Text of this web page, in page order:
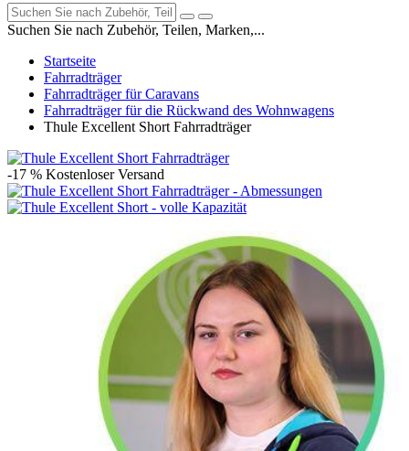
Suchen Sie nach Zubehör, Teilen, Marken,...
Startseite
Fahrradträger
Fahrradträger für Caravans
Fahrradträger für die Rückwand des Wohnwagens
Thule Excellent Short Fahrradträger
-17 % Kostenloser Versand